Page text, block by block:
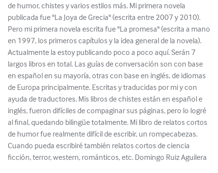
de humor, chistes y varios estilos más. Mi primera novela
publicada fue "La Joya de Grecia" (escrita entre 2007 y 2010).
Pero mi primera novela escrita fue "La promesa" (escrita a mano
en 1997, los primeros capítulos y la idea general de la novela).
Actualmente la estoy publicando poco a poco aquí. Serán 7
largos libros en total. Las guías de conversación son con base
en español en su mayoría, otras con base en inglés, de idiomas
de Europa principalmente. Escritas y traducidas por mi y con
ayuda de traductores. Mis libros de chistes están en español e
inglés, fueron difíciles de compaginar sus páginas, pero lo logré
al final, quedando bilingüe totalmente. Mi libro de relatos cortos
de humor fue realmente difícil de escribir, un rompecabezas.
Cuando pueda escribiré también relatos cortos de ciencia
ficción, terror, western, románticos, etc. Domingo Ruiz Aguilera